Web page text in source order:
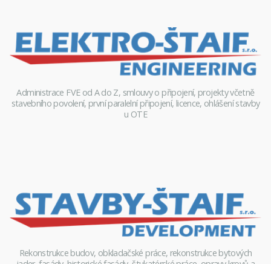
Administrace FVE od A do Z, smlouvy o připojení, projekty včetně
stavebního povolení, první paralelní připojení, licence, ohlášení stavby
u OTE
Rekonstrukce budov, obkladačské práce, rekonstrukce bytových